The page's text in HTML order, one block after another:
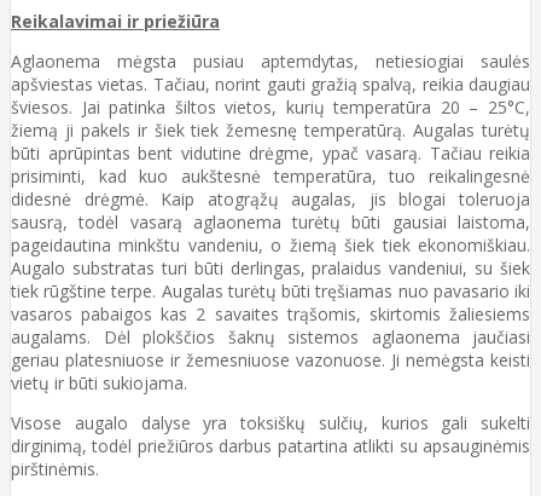
Reikalavimai ir priežiūra
Aglaonema mėgsta pusiau aptemdytas, netiesiogiai saulės
apšviestas vietas. Tačiau, norint gauti gražią spalvą, reikia daugiau
šviesos. Jai patinka šiltos vietos, kurių temperatūra 20 – 25°C,
žiemą ji pakels ir šiek tiek žemesnę temperatūrą. Augalas turėtų
būti aprūpintas bent vidutine drėgme, ypač vasarą. Tačiau reikia
prisiminti, kad kuo aukštesnė temperatūra, tuo reikalingesnė
didesnė drėgmė. Kaip atogrąžų augalas, jis blogai toleruoja
sausrą, todėl vasarą aglaonema turėtų būti gausiai laistoma,
pageidautina minkštu vandeniu, o žiemą šiek tiek ekonomiškiau.
Augalo substratas turi būti derlingas, pralaidus vandeniui, su šiek
tiek rūgštine terpe. Augalas turėtų būti tręšiamas nuo pavasario iki
vasaros pabaigos kas 2 savaites trąšomis, skirtomis žaliesiems
augalams. Dėl plokščios šaknų sistemos aglaonema jaučiasi
geriau platesniuose ir žemesniuose vazonuose. Ji nemėgsta keisti
vietų ir būti sukiojama.
Visose augalo dalyse yra toksiškų sulčių, kurios gali sukelti
dirginimą, todėl priežiūros darbus patartina atlikti su apsauginėmis
pirštinėmis.